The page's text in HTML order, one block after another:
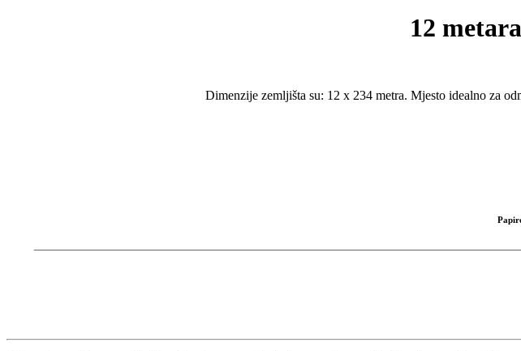
12
Dimenzije zemljišta su: 12 x 234 metra. Mjesto idealno za